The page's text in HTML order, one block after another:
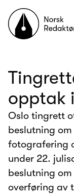
Til forsiden
opptak
Oslo tingrett
beslutning
fotografering
under 22.
beslutning
overføring av